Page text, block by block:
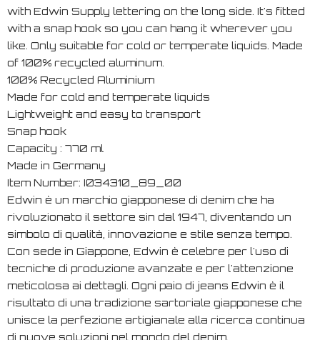
with Edwin Supply lettering on the long side. It's fitted
with a snap hook so you can hang it wherever you
like. Only suitable for cold or temperate liquids. Made
of 100% recycled aluminum.
100% Recycled Aluminium
Made for cold and temperate liquids
Lightweight and easy to transport
Snap hook
Capacity : 770 ml
Made in Germany
Item Number: I034310_89_00
Edwin è un marchio giapponese di denim che ha
rivoluzionato il settore sin dal 1947, diventando un
simbolo di qualità, innovazione e stile senza tempo.
Con sede in Giappone, Edwin è celebre per l'uso di
tecniche di produzione avanzate e per l'attenzione
meticolosa ai dettagli. Ogni paio di jeans Edwin è il
risultato di una tradizione sartoriale giapponese che
unisce la perfezione artigianale alla ricerca continua
di nuove soluzioni nel mondo del denim.